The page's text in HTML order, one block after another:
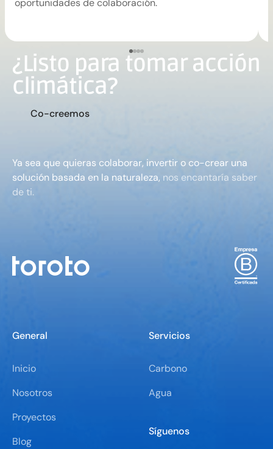
¿Listo para tomar acción
climática?
Co-creemos
Ya sea que quieras colaborar, invertir o co-crear una
solución basada en la naturaleza, nos encantaría saber
de ti.
General
Inicio
Nosotros
Proyectos
Blog
Servicios
Carbono
Agua
Síguenos